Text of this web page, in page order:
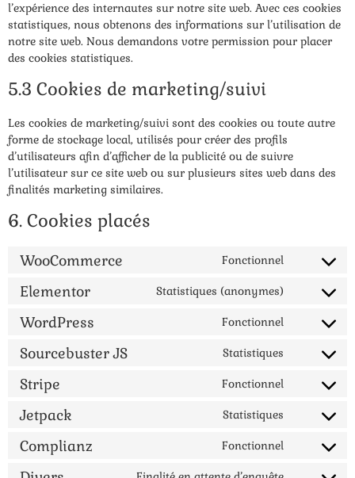
l’expérience des internautes sur notre site web. Avec ces cookies
statistiques, nous obtenons des informations sur l’utilisation de
notre site web. Nous demandons votre permission pour placer
des cookies statistiques.
5.3 Cookies de marketing/suivi
Les cookies de marketing/suivi sont des cookies ou toute autre
forme de stockage local, utilisés pour créer des profils
d’utilisateurs afin d’afficher de la publicité ou de suivre
l’utilisateur sur ce site web ou sur plusieurs sites web dans des
finalités marketing similaires.
6. Cookies placés
WooCommerce Fonctionnel
Elementor Statistiques (anonymes)
WordPress Fonctionnel
Sourcebuster JS Statistiques
Stripe Fonctionnel
Jetpack Statistiques
Complianz Fonctionnel